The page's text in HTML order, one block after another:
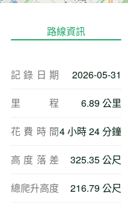
路線資訊
記錄日期 2026-05-31
里程 6.89 公里
花費時間4 小時 24 分鐘
高度落差 325.35 公尺
總爬升高度 216.79 公尺